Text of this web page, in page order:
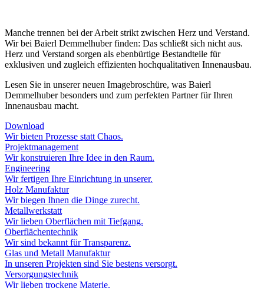
Manche trennen bei der Arbeit strikt zwischen Herz und Verstand.
Wir bei Baierl Demmelhuber finden: Das schließt sich nicht aus.
Herz und Verstand sorgen als ebenbürtige Bestandteile für
exklusiven und zugleich effizienten hochqualitativen Innenausbau.
Lesen Sie in unserer neuen Imagebroschüre, was Baierl
Demmelhuber besonders und zum perfekten Partner für Ihren
Innenausbau macht.
Download
Wir bieten Prozesse statt Chaos.
Projektmanagement
Wir konstruieren Ihre Idee in den Raum.
Engineering
Wir fertigen Ihre Einrichtung in unserer.
Holz Manufaktur
Wir biegen Ihnen die Dinge zurecht.
Metallwerkstatt
Wir lieben Oberflächen mit Tiefgang.
Oberflächentechnik
Wir sind bekannt für Transparenz.
Glas und Metall Manufaktur
In unseren Projekten sind Sie bestens versorgt.
Versorgungstechnik
Wir lieben trockene Materie.